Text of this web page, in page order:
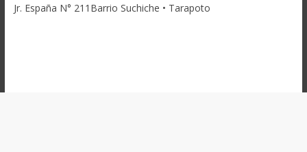
Jr. España N° 211Barrio Suchiche • Tarapoto